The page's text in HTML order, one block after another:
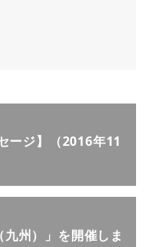
ージ】（2016年11
九州）」を開催しま